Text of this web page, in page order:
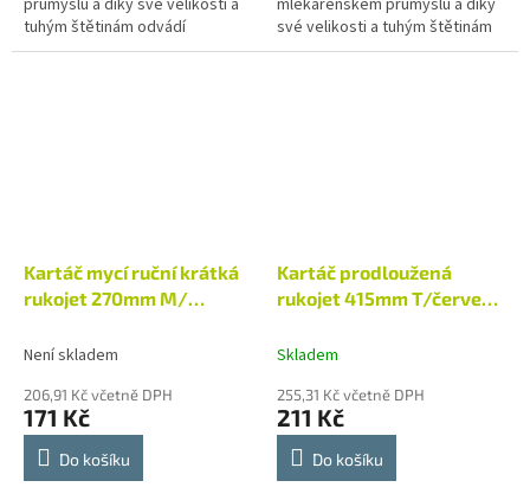
průmyslu a díky své velikosti a
tuhým štětinám odvádí
působivou práci.
mlékárenském průmyslu a díky
své velikosti a tuhým štětinám
odvádí působivou práci. Pokud
Kartáč mycí ruční krátká
rukojet 270mm M/
Není skladem
206,91 Kč včetně DPH
171 Kč
Do košíku
Kartáč prodloužená
rukojet 415mm T/červený
Skladem
255,31 Kč včetně DPH
211 Kč
Do košíku